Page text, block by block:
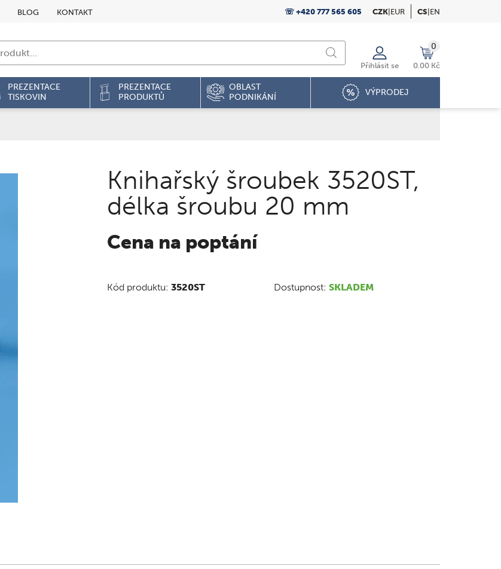
BLOG KONTAKT ☏ +420 777 565 605 CZK|EUR CS|EN
Přihlásit se
0
0.00 Kč
PREZENTACE
TISKOVIN
PREZENTACE
PRODUKTŮ
OBLAST
PODNIKÁNÍ
VÝPRODEJ
Knihařský šroubek 3520ST,
délka šroubu 20 mm
Cena na poptání
Kód produktu: 3520ST Dostupnost: SKLADEM